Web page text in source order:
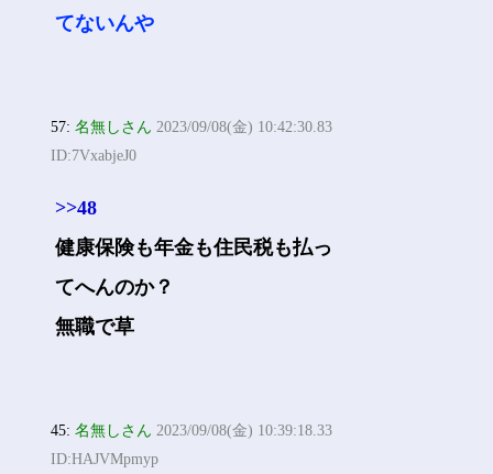
てないんや
57:名無しさん 2023/09/08(金) 10:42:30.83
ID:7VxabjeJ0
>>48
健康保険も年金も住民税も払っ
てへんのか？
無職で草
45:名無しさん 2023/09/08(金) 10:39:18.33
ID:HAJVMpmyp